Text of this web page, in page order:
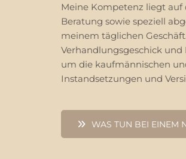
Meine Kompetenz liegt
Beratung sowie speziell
meinem täglichen
Verhandlungsgeschick
um die kaufmännischen
Instandsetzungen und
WAS TUN BEI EINEM